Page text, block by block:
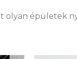
épületek